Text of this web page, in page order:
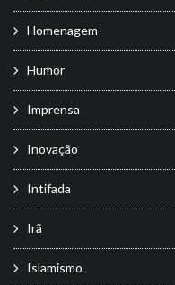
Homenagem
Humor
Imprensa
Inovação
Intifada
Irã
Islamismo